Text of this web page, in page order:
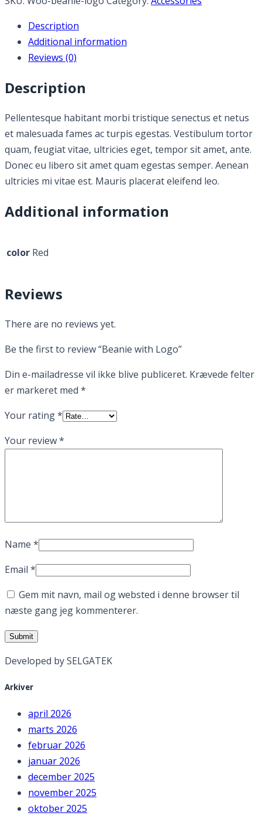
Description
Additional information
Reviews (0)
Description
Pellentesque habitant morbi tristique senectus et netus
et malesuada fames ac turpis egestas. Vestibulum tortor
quam, feugiat vitae, ultricies eget, tempor sit amet, ante.
Donec eu libero sit amet quam egestas semper. Aenean
ultricies mi vitae est. Mauris placerat eleifend leo.
Additional information
color Red
Reviews
There are no reviews yet.
Be the first to review “Beanie with Logo”
Din e-mailadresse vil ikke blive publiceret. Krævede felter
er markeret med *
Your rating*
Your review*
Name *
Email *
Gem mit navn, mail og websted i denne browser til
næste gang jeg kommenterer.
Developed by SELGATEK
Arkiver
april 2026
marts 2026
februar 2026
januar 2026
december 2025
november 2025
oktober 2025